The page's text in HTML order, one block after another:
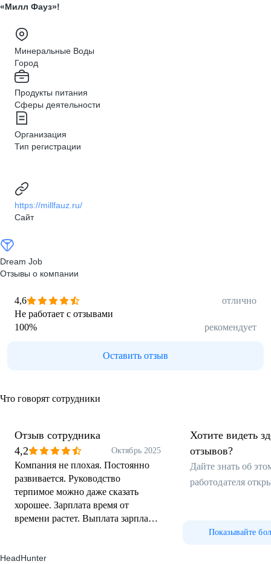
«Милл Фауз»!
Минеральные Воды
Город
Продукты питания
Сферы деятельности
Организация
Тип регистрации
https://millfauz.ru/
Сайт
Dream Job
Отзывы о компании
4,6
отлично
Не работает с отзывами
100% рекомендует
Оставить отзыв
Что говорят сотрудники
Отзыв сотрудника
4,2
Октябрь 2025
Компания не плохая. Постоянно
развивается. Руководство
терпимое можно даже сказать
хорошее. Зарплата время от
времени растет. Выплата зарплаты
Рекомендую.
Хотите видеть
отзывов?
Дайте знать об
работодателя
Показывайте
HeadHunter